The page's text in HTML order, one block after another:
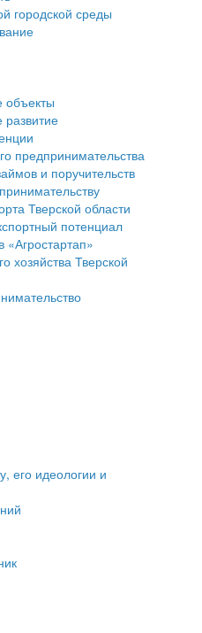
области
округа
ранее учтенных
малого и
субъектов малого и
проектирования
застройки
городской среды
объекты
предпринимательства
и поручительств
Тверской области
потенциал
«Агростартап»
хозяйства Тверской
его идеологии и